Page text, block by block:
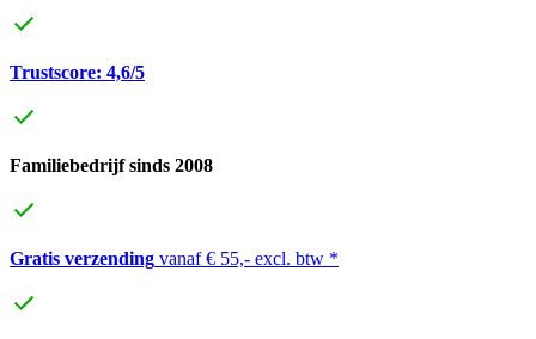
Trustscore: 4,6/5
Familiebedrijf sinds 2008
Gratis verzending vanaf € 55,- excl. btw *